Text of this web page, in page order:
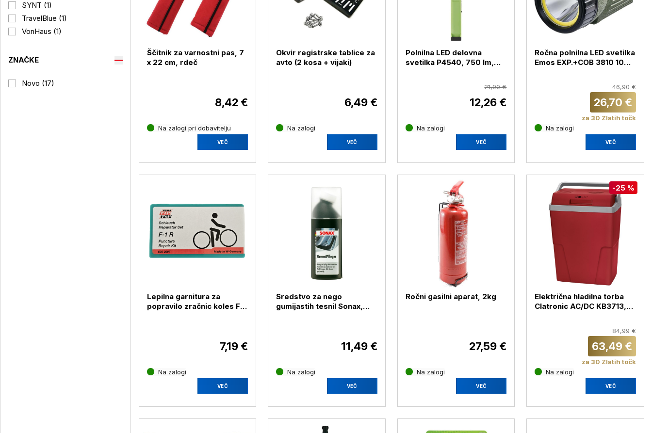
SYNT (1)
TravelBlue (1)
VonHaus (1)
ZNAČKE
Novo (17)
Ščitnik za varnostni pas, 7
x 22 cm, rdeč
8,42 €
Na zalogi pri dobavitelju
VEČ
Okvir registrske tablice za
avto (2 kosa + vijaki)
6,49 €
Na zalogi
VEČ
Polnilna LED delovna
svetilka P4540, 750 lm,
21,90 €
12,26 €
Na zalogi
VEČ
Ročna polnilna LED svetilka
Emos EXP.+COB 3810 10W,
46,90 €
26,70 €
za 30 Zlatih točk
Na zalogi
VEČ
Lepilna garnitura za
popravilo zračnic koles F-
7,19 €
Na zalogi
VEČ
Sredstvo za nego
gumijastih tesnil Sonax,
11,49 €
Na zalogi
VEČ
Ročni gasilni aparat, 2kg
27,59 €
Na zalogi
VEČ
-25 %
Električna hladilna torba
Clatronic AC/DC KB3713,
84,99 €
63,49 €
za 30 Zlatih točk
Na zalogi
VEČ